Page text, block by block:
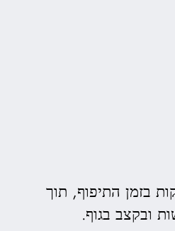
בזמן התיפוף, תוך
ובקצב בגוף.